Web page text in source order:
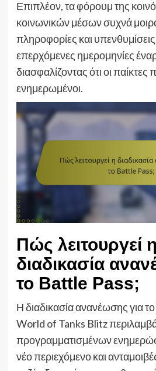
Επιπλέον, τα φόρουμ της
κοινωνικών μέσων συχνά
πληροφορίες και υπενθυμίσεις
επερχόμενες ημερομηνίες
διασφαλίζοντας ότι οι
ενημερωμένοι.
Πώς λειτουργεί η
διαδικασία
το Battle Pass;
Η διαδικασία ανανέωσης για
World of Tanks Blitz
προγραμματισμένων
νέο περιεχόμενο και